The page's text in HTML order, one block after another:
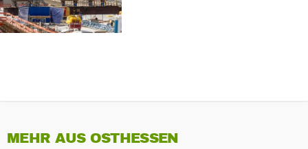
MEHR AUS OSTHESSEN